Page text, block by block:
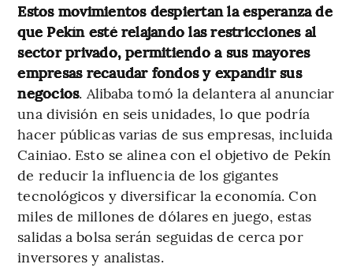
Estos movimientos despiertan la esperanza de
que Pekín esté relajando las restricciones al
sector privado, permitiendo a sus mayores
empresas recaudar fondos y expandir sus
negocios. Alibaba tomó la delantera al anunciar
una división en seis unidades, lo que podría
hacer públicas varias de sus empresas, incluida
Cainiao. Esto se alinea con el objetivo de Pekín
de reducir la influencia de los gigantes
tecnológicos y diversificar la economía. Con
miles de millones de dólares en juego, estas
salidas a bolsa serán seguidas de cerca por
inversores y analistas.